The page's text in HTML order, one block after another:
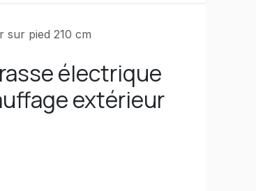
sur pied 210 cm
électrique
extérieur